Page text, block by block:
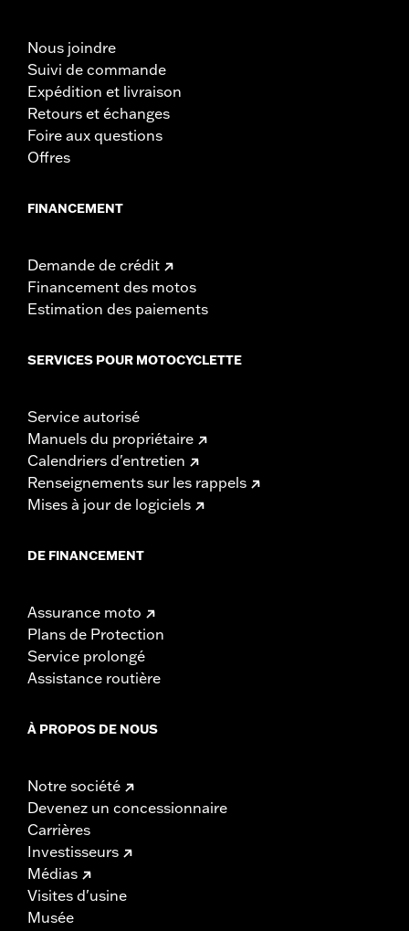
Nous joindre
Suivi de commande
Expédition et livraison
Retours et échanges
Foire aux questions
Offres
FINANCEMENT
Demande de crédit
Financement des motos
Estimation des paiements
SERVICES POUR MOTOCYCLETTE
Service autorisé
Manuels du propriétaire
Calendriers d'entretien
Renseignements sur les rappels
Mises à jour de logiciels
DE FINANCEMENT
Assurance moto
Plans de Protection
Service prolongé
Assistance routière
À PROPOS DE NOUS
Notre société
Devenez un concessionnaire
Carrières
Investisseurs
Médias
Visites d'usine
Musée